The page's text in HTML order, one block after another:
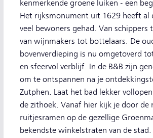
kenmerkende groene luiken - een
Het rijksmonument uit 1629 heeft al
veel bewoners gehad. Van schippers
van wijnmakers tot bottelaars. De
bovenverdieping is nu omgetoverd
en sfeervol verblijf. In de B&B zijn
om te ontspannen na je
Zutphen. Laat het bad lekker
de zithoek. Vanaf hier kijk je door de
ruitjesramen op de gezellige
bekendste winkelstraten van de